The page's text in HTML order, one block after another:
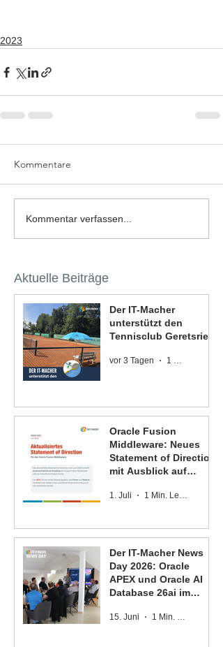
2023
Kommentare
Kommentar verfassen...
Aktuelle Beiträge
Der IT-Macher
unterstützt den
Tennisclub Geretsried
vor 3 Tagen 1 Min. Lesezeit
Oracle Fusion
Middleware: Neues
Statement of Direction
mit Ausblick auf
Oracle Reports
1. Juli 1 Min. Lesezeit
Der IT-Macher News
Day 2026: Oracle
APEX und Oracle AI
Database 26ai im
15. Juni 1 Min. Lesezeit